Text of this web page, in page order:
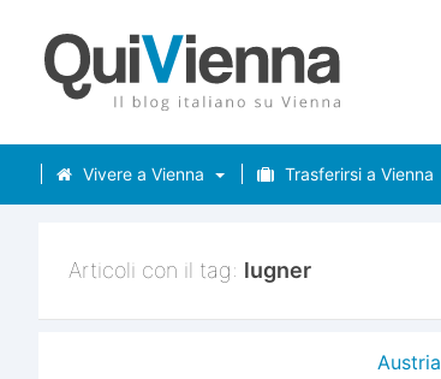
Vivere a Vienna Trasferirsi a Vienna
Articoli con il tag: lugner
Austria